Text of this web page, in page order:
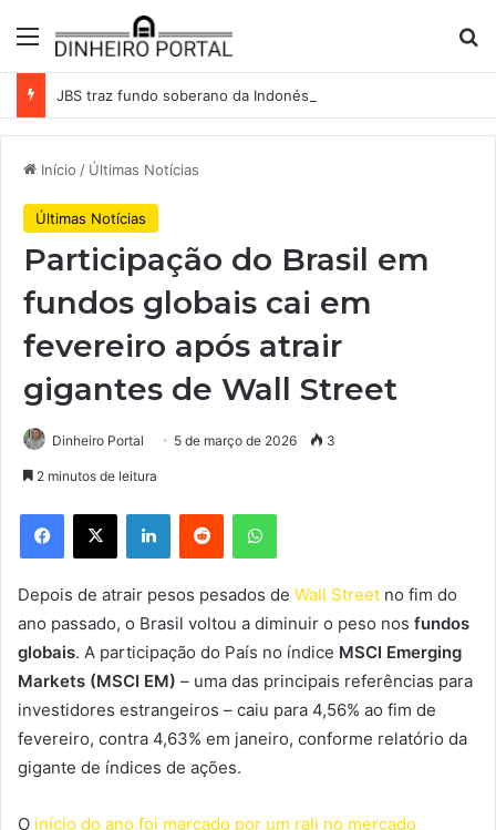
Menu
Início / Últimas Notícias
Últimas Notícias
Participação do Brasil em
fundos globais cai em
fevereiro após atrair
gigantes de Wall Street
Dinheiro Portal 5 de março de 2026 3
2 minutos de leitura
Facebook
X LinkedinReddit WhatsApp
Depois de atrair pesos pesados de Wall Street no fim do
ano passado, o Brasil voltou a diminuir o peso nos fundos
globais. A participação do País no índice MSCI Emerging
Markets (MSCI EM) – uma das principais referências para
investidores estrangeiros – caiu para 4,56% ao fim de
fevereiro, contra 4,63% em janeiro, conforme relatório da
gigante de índices de ações.
O início do ano foi marcado por um rali no mercado